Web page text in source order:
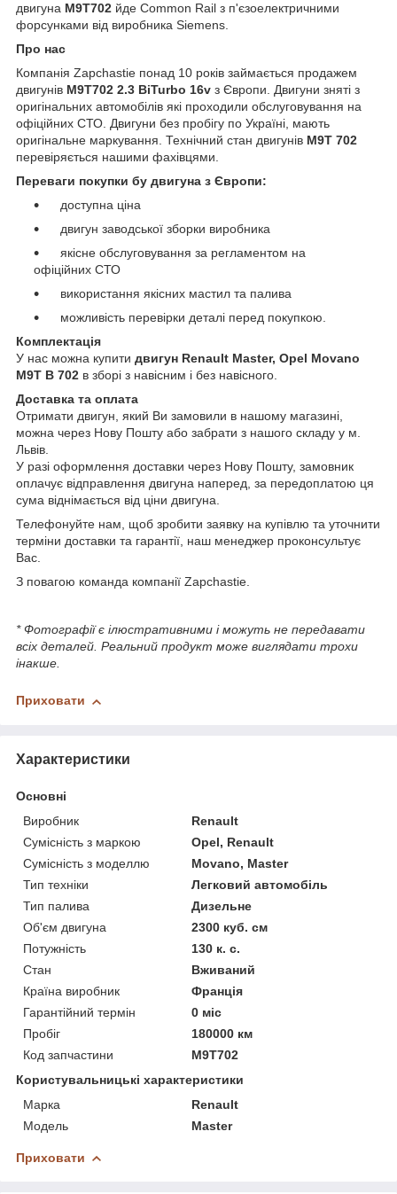
двигуна M9T702 йде Common Rail з п'єзоелектричними
форсунками від виробника Siemens.
Про нас
Компанія Zapchastie понад 10 років займається продажем
двигунів M9T702 2.3 BiTurbo 16v з Європи. Двигуни зняті з
оригінальних автомобілів які проходили обслуговування на
офіційних СТО. Двигуни без пробігу по Україні, мають
оригінальне маркування. Технічний стан двигунів M9T 702
перевіряється нашими фахівцями.
Переваги покупки бу двигуна з Європи:
доступна ціна
двигун заводської зборки виробника
якісне обслуговування за регламентом на
офіційних СТО
використання якісних мастил та палива
можливість перевірки деталі перед покупкою.
Комплектація
У нас можна купити двигун Renault Master, Opel Movano
M9T B 702 в зборі з навісним і без навісного.
Доставка та оплата
Отримати двигун, який Ви замовили в нашому магазині,
можна через Нову Пошту або забрати з нашого складу у м.
Львів.
У разі оформлення доставки через Нову Пошту, замовник
оплачує відправлення двигуна наперед, за передоплатою ця
сума віднімається від ціни двигуна.
Телефонуйте нам, щоб зробити заявку на купівлю та уточнити
терміни доставки та гарантії, наш менеджер проконсультує
Вас.
З повагою команда компанії Zapchastie.
* Фотографії є ілюстративними і можуть не передавати
всіх деталей. Реальний продукт може виглядати трохи
інакше.
Приховати
Характеристики
Основні
Виробник
Renault
Сумісність з маркою
Opel, Renault
Сумісність з моделлю
Movano, Master
Тип техніки
Легковий автомобіль
Тип палива
Дизельне
Об'єм двигуна
2300 куб. см
Потужність
130 к. с.
Стан
Вживаний
Країна виробник
Франція
Гарантійний термін
0 міс
Пробіг
180000 км
Код запчастини
M9T702
Користувальницькі характеристики
Марка
Renault
Модель
Master
Приховати